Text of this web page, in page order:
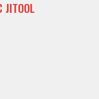
JITOOL